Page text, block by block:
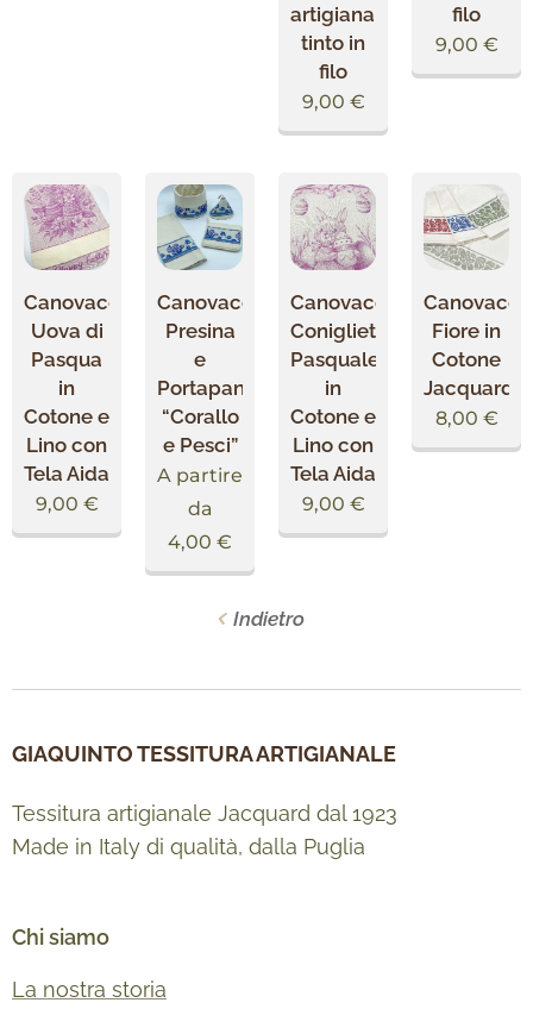
artigianale
tinto in
filo
9,00 €
filo
9,00 €
Canovaccio
Uova di
Pasqua
in
Cotone e
Lino con
Tela Aida
9,00 €
Canovaccio,
Presina
e
Portapane
“Corallo
e Pesci”
A partire
da
4,00 €
Canovaccio
Coniglietto
Pasquale
in
Cotone e
Lino con
Tela Aida
9,00 €
Fiore in
Cotone
Jacquard
8,00 €
Indietro
GIAQUINTO TESSITURA ARTIGIANALE
Tessitura artigianale Jacquard dal 1923
Made in Italy di qualità, dalla Puglia
Chi siamo
La nostra storia